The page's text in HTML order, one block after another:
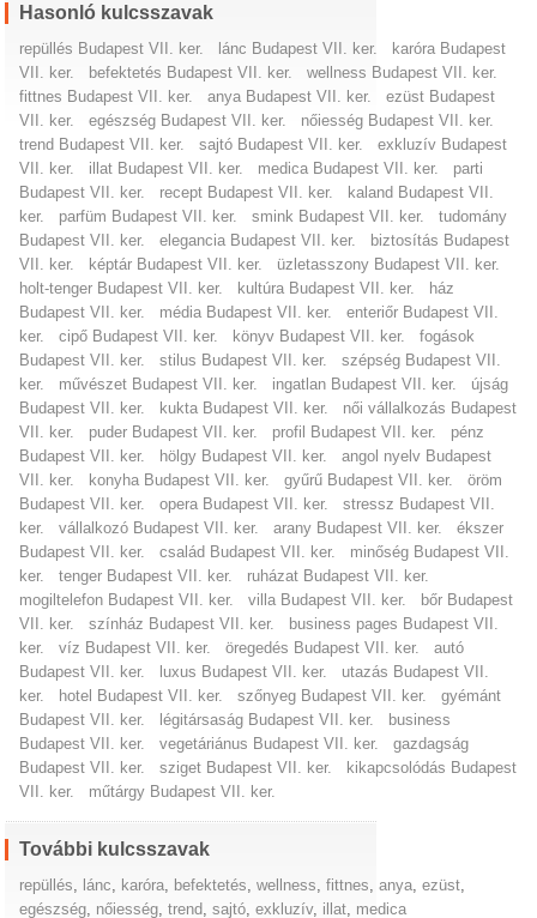
Hasonló kulcsszavak
repüllés Budapest VII. ker. lánc Budapest VII. ker.
karóra Budapest
VII. ker.
befektetés Budapest VII. ker.
wellness Budapest VII. ker.
fittnes Budapest VII. ker.
anya Budapest VII. ker.
ezüst Budapest
VII. ker.
egészség Budapest VII. ker.
nőiesség Budapest VII. ker.
trend Budapest VII. ker.
sajtó Budapest VII. ker.
exkluzív Budapest
VII. ker.
illat Budapest VII. ker. medica Budapest VII. ker.
parti
Budapest VII. ker.
recept Budapest VII. ker.
kaland Budapest VII.
ker.
parfüm Budapest VII. ker. smink Budapest VII. ker.
tudomány
Budapest VII. ker.
elegancia Budapest VII. ker.
biztosítás Budapest
VII. ker.
képtár Budapest VII. ker.
üzletasszony Budapest VII. ker.
holt-tenger Budapest VII. ker.
kultúra Budapest VII. ker.
ház
Budapest VII. ker.
média Budapest VII. ker.
enteriőr Budapest VII.
ker.
cipő Budapest VII. ker. könyv Budapest VII. ker.
fogások
Budapest VII. ker.
stilus Budapest VII. ker.
szépség Budapest VII.
ker.
művészet Budapest VII. ker. ingatlan Budapest VII. ker.
újság
Budapest VII. ker.
kukta Budapest VII. ker.
női vállalkozás Budapest
VII. ker.
puder Budapest VII. ker. profil Budapest VII. ker.
pénz
Budapest VII. ker.
hölgy Budapest VII. ker.
angol nyelv Budapest
VII. ker.
konyha Budapest VII. ker. gyűrű Budapest VII. ker.
öröm
Budapest VII. ker.
opera Budapest VII. ker.
stressz Budapest VII.
ker.
vállalkozó Budapest VII. ker. arany Budapest VII. ker.
ékszer
Budapest VII. ker.
család Budapest VII. ker.
minőség Budapest VII.
ker.
tenger Budapest VII. ker.
ruházat Budapest VII. ker.
mogiltelefon Budapest VII. ker.
villa Budapest VII. ker.
bőr Budapest
VII. ker.
színház Budapest VII. ker.
business pages Budapest VII.
ker.
víz Budapest VII. ker. öregedés Budapest VII. ker.
autó
Budapest VII. ker.
luxus Budapest VII. ker.
utazás Budapest VII.
ker.
hotel Budapest VII. ker. szőnyeg Budapest VII. ker.
gyémánt
Budapest VII. ker.
légitársaság Budapest VII. ker.
business
Budapest VII. ker.
vegetáriánus Budapest VII. ker.
gazdagság
Budapest VII. ker.
sziget Budapest VII. ker.
kikapcsolódás Budapest
VII. ker.
műtárgy Budapest VII. ker.
További kulcsszavak
repüllés lánc karóra befektetés ,wellness ,fittnes ,anya ,ezüst
egészség nőiesség ,trend ,sajtó ,exkluzív, illat medica